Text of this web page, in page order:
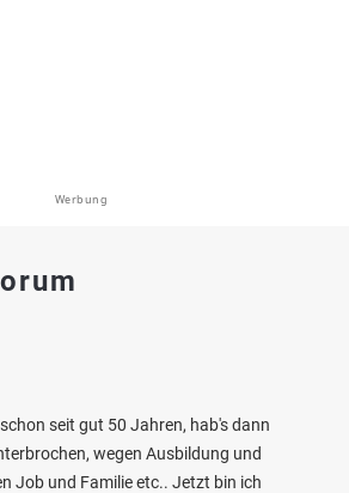
Werbung
seit gut 50 Jahren, hab's dann
wegen Ausbildung und
Job und Familie etc.. Jetzt bin ich